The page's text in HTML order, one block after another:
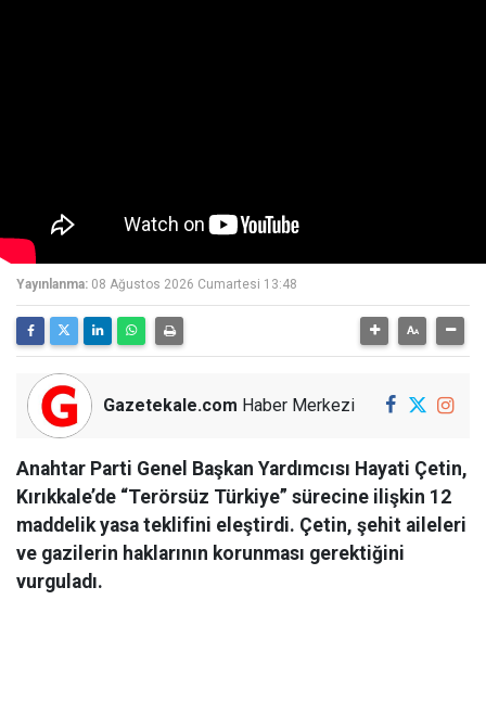
Yayınlanma: 08 Ağustos 2026 Cumartesi 13:48
Gazetekale.com Haber Merkezi
Anahtar Parti Genel Başkan Yardımcısı Hayati Çetin,
Kırıkkale’de “Terörsüz Türkiye” sürecine ilişkin 12
maddelik yasa teklifini eleştirdi. Çetin, şehit aileleri
ve gazilerin haklarının korunması gerektiğini
vurguladı.